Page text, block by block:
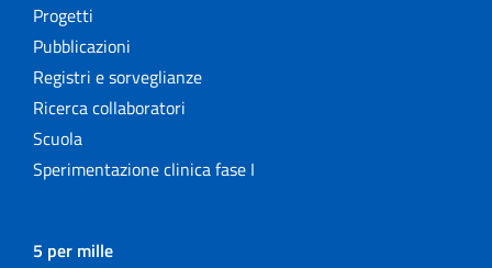
Progetti
Pubblicazioni
Registri e sorveglianze
Ricerca collaboratori
Scuola
Sperimentazione clinica fase I
5 per mille